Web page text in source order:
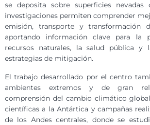
se deposita sobre superficies nevadas
investigaciones permiten comprender
emisión, transporte y transformación
aportando información clave para la
recursos naturales, la salud pública y
estrategias de mitigación.
El trabajo desarrollado por el centro
ambientes extremos y de gran
comprensión del cambio climático
científicas a la Antártica y campañas
de los Andes centrales, donde se